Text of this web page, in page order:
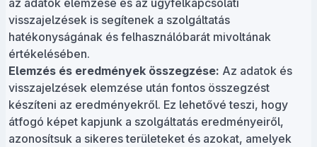
az adatok elemzése és az ügyfélkapcsolati
visszajelzések is segítenek a szolgáltatás
hatékonyságának és felhasználóbarát mivoltának
értékelésében.
Elemzés és eredmények összegzése: Az adatok és
visszajelzések elemzése után fontos összegzést
készíteni az eredményekről. Ez lehetővé teszi, hogy
átfogó képet kapjunk a szolgáltatás eredményeiről,
azonosítsuk a sikeres területeket és azokat, amelyek